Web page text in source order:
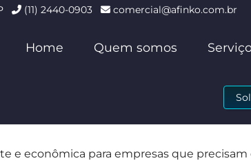
(11) 2440-0903 comercial@afinko.com.br
Home Quem somos
e econômica para empresas que precisam